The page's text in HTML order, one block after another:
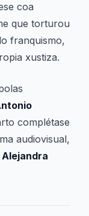
coa
que torturou
franquismo,
xustiza.
complétase
audiovisual,
Alejandra